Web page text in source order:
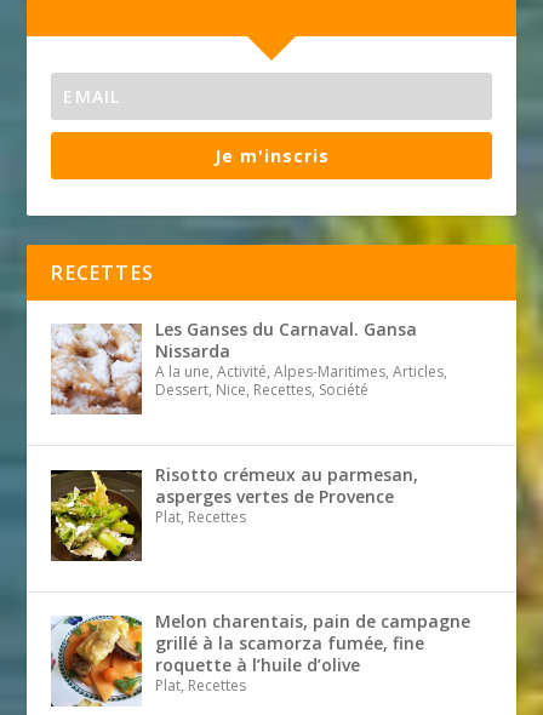
Je m'inscris
RECETTES
Les Ganses du Carnaval. Gansa
Nissarda
A la une, Activité, Alpes-Maritimes, Articles,
Dessert, Nice, Recettes, Société
Risotto crémeux au parmesan,
asperges vertes de Provence
Plat, Recettes
Melon charentais, pain de campagne
grillé à la scamorza fumée, fine
roquette à l’huile d’olive
Plat, Recettes